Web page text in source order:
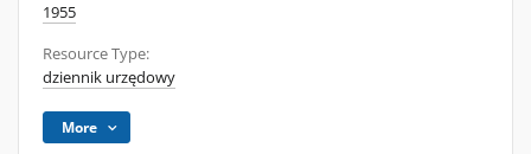
1955
Resource Type:
dziennik urzędowy
More